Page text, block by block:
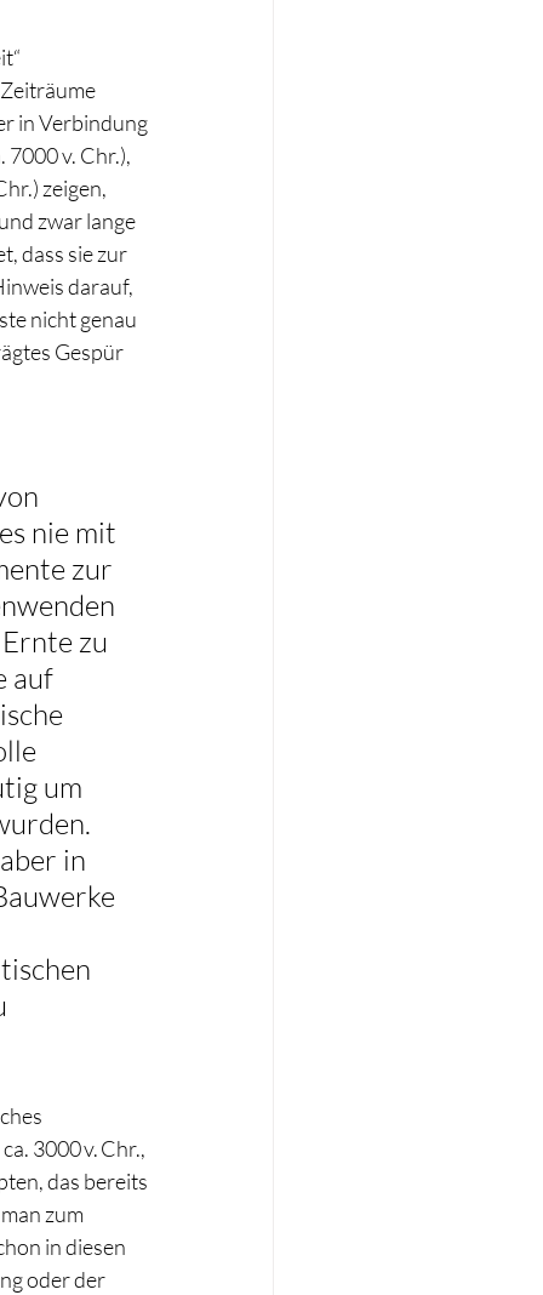
in Verbindung
v. Chr.),
zeigen,
zwar lange
dass sie zur
darauf,
nicht genau
Gespür
nie mit
zur
zu
auf
um
in
3000 v. Chr.,
das bereits
zum
in diesen
oder der